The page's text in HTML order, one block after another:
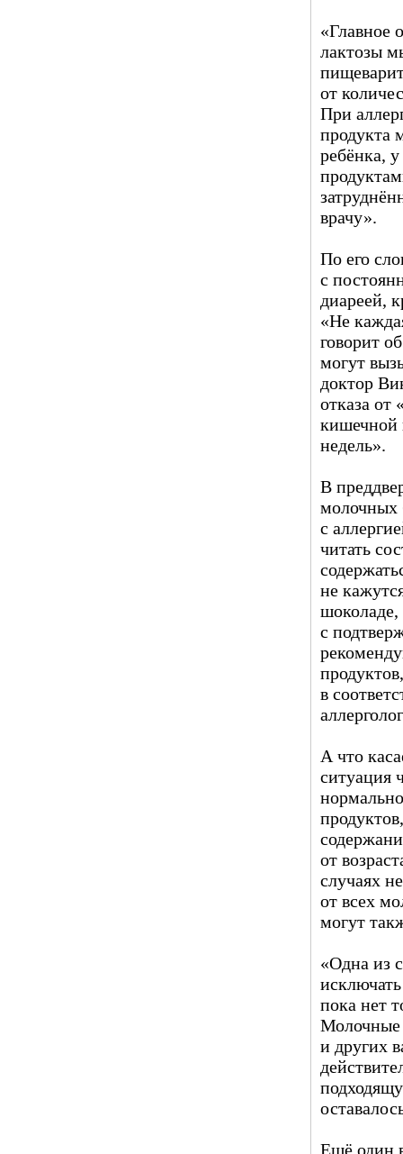
«Главное
лактозы
от
При
продукта
ребёнка,
врачу».
По его
с
диареей,
«Не
говорит
могут
доктор
отказа от
кишечной
недель».
В
молочных
с
читать
не
шоколаде,
с
в
А что
ситуация
от
случаях
от всех
могут
«Одна из
пока нет
Молочные
и других
Ещё один